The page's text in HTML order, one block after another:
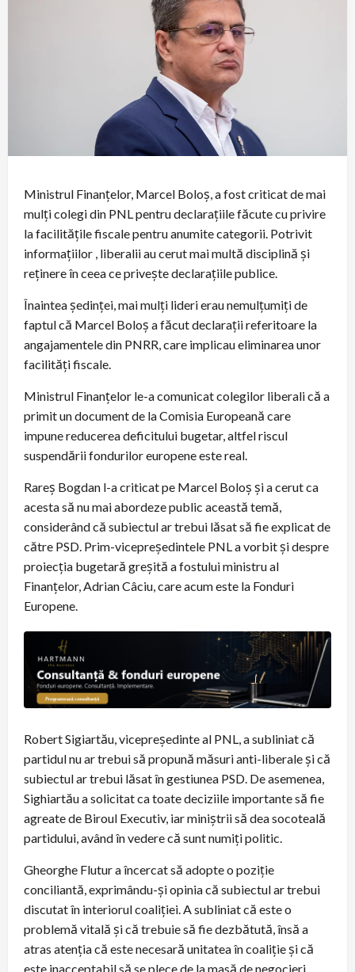
Ministrul Finanțelor, Marcel Boloș, a fost criticat de mai
mulți colegi din PNL pentru declarațiile făcute cu privire
la facilitățile fiscale pentru anumite categorii. Potrivit
informațiilor , liberalii au cerut mai multă disciplină și
reținere în ceea ce privește declarațiile publice.
Înaintea ședinței, mai mulți lideri erau nemulțumiți de
faptul că Marcel Boloș a făcut declarații referitoare la
angajamentele din PNRR, care implicau eliminarea unor
facilități fiscale.
Ministrul Finanțelor le-a comunicat colegilor liberali că a
primit un document de la Comisia Europeană care
impune reducerea deficitului bugetar, altfel riscul
suspendării fondurilor europene este real.
Rareș Bogdan l-a criticat pe Marcel Boloș și a cerut ca
acesta să nu mai abordeze public această temă,
considerând că subiectul ar trebui lăsat să fie explicat de
către PSD. Prim-vicepreședintele PNL a vorbit și despre
proiecția bugetară greșită a fostului ministru al
Finanțelor, Adrian Câciu, care acum este la Fonduri
Europene.
Robert Sigiartău, vicepreședinte al PNL, a subliniat că
partidul nu ar trebui să propună măsuri anti-liberale și că
subiectul ar trebui lăsat în gestiunea PSD. De asemenea,
Sighiartău a solicitat ca toate deciziile importante să fie
agreate de Biroul Executiv, iar miniștrii să dea socoteală
partidului, având în vedere că sunt numiți politic.
Gheorghe Flutur a încercat să adopte o poziție
conciliantă, exprimându-și opinia că subiectul ar trebui
discutat în interiorul coaliției. A subliniat că este o
problemă vitală și că trebuie să fie dezbătută, însă a
atras atenția că este necesară unitatea în coaliție și că
este inacceptabil să se plece de la masă de negocieri.